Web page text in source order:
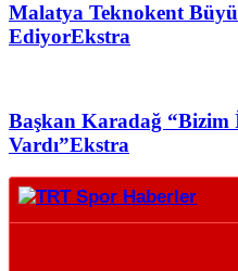
Malatya Teknokent
EdiyorEkstra
Başkan Karadağ “Bizim
Vardı”Ekstra